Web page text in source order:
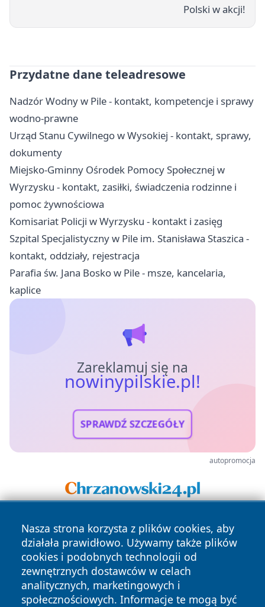
Polski w akcji!
Przydatne dane teleadresowe
Nadzór Wodny w Pile - kontakt, kompetencje i sprawy
wodno-prawne
Urząd Stanu Cywilnego w Wysokiej - kontakt, sprawy,
dokumenty
Miejsko-Gminny Ośrodek Pomocy Społecznej w
Wyrzysku - kontakt, zasiłki, świadczenia rodzinne i
pomoc żywnościowa
Komisariat Policji w Wyrzysku - kontakt i zasięg
Szpital Specjalistyczny w Pile im. Stanisława Staszica -
kontakt, oddziały, rejestracja
Parafia św. Jana Bosko w Pile - msze, kancelaria,
kaplice
Zareklamuj się na
nowinypilskie.pl!
SPRAWDŹ SZCZEGÓŁY
autopromocja
Nasza strona korzysta z plików cookies, aby
działała prawidłowo. Używamy także plików
cookies i podobnych technologii od
zewnętrznych dostawców w celach
analitycznych, marketingowych i
społecznościowych. Informacje te mogą być
Copyright © 2026 nowinypilskie.pl Wszystkie prawa